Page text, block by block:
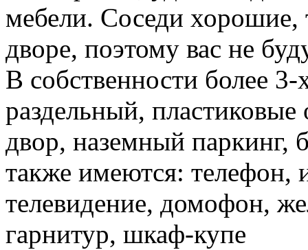
мебели. Соседи
дворе, поэтому вас не
В собственности более
раздельный,
двор, наземный паркинг,
также имеются: телефон,
телевидение, домофон,
гарнитур, шкаф-купе